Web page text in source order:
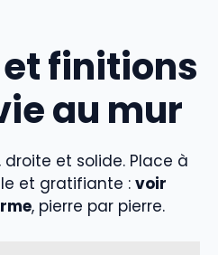
finitions
au mur
et solide. Place à
et gratifiante : voir
, pierre par pierre.